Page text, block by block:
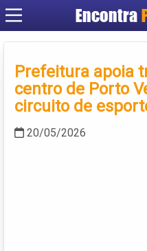
Encontra
Prefeitura apoia
centro de Porto
circuito de
20/05/2026